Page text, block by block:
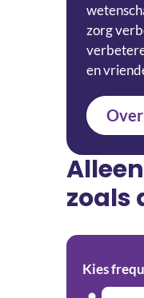
zorg
en
zoals
Kies